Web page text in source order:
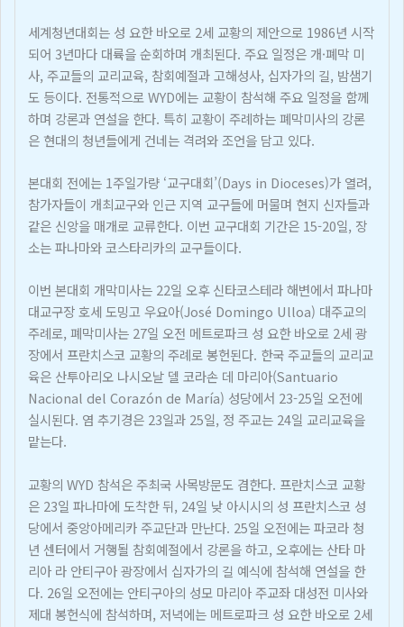
세계청년대회는 성 요한 바오로 2세 교황의 제안으로 1986년 시작
되어 3년마다 대륙을 순회하며 개최된다. 주요 일정은 개·폐막 미
사, 주교들의 교리교육, 참회예절과 고해성사, 십자가의 길, 밤샘기
도 등이다. 전통적으로 WYD에는 교황이 참석해 주요 일정을 함께
하며 강론과 연설을 한다. 특히 교황이 주례하는 폐막미사의 강론
은 현대의 청년들에게 건네는 격려와 조언을 담고 있다.
본대회 전에는 1주일가량 ‘교구대회’(Days in Dioceses)가 열려,
참가자들이 개최교구와 인근 지역 교구들에 머물며 현지 신자들과
같은 신앙을 매개로 교류한다. 이번 교구대회 기간은 15-20일, 장
소는 파나마와 코스타리카의 교구들이다.
이번 본대회 개막미사는 22일 오후 신타코스테라 해변에서 파나마
대교구장 호세 도밍고 우요아(José Domingo Ulloa) 대주교의
주례로, 폐막미사는 27일 오전 메트로파크 성 요한 바오로 2세 광
장에서 프란치스코 교황의 주례로 봉헌된다. 한국 주교들의 교리교
육은 산투아리오 나시오날 델 코라손 데 마리아(Santuario
Nacional del Corazón de María) 성당에서 23-25일 오전에
실시된다. 염 추기경은 23일과 25일, 정 주교는 24일 교리교육을
맡는다.
교황의 WYD 참석은 주최국 사목방문도 겸한다. 프란치스코 교황
은 23일 파나마에 도착한 뒤, 24일 낮 아시시의 성 프란치스코 성
당에서 중앙아메리카 주교단과 만난다. 25일 오전에는 파코라 청
년 센터에서 거행될 참회예절에서 강론을 하고, 오후에는 산타 마
리아 라 안티구아 광장에서 십자가의 길 예식에 참석해 연설을 한
다. 26일 오전에는 안티구아의 성모 마리아 주교좌 대성전 미사와
제대 봉헌식에 참석하며, 저녁에는 메트로파크 성 요한 바오로 2세